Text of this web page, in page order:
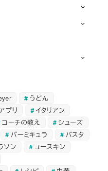
うどん
プリ
イタリアン
コーチの教え
シューズ
バーミキュラ
パスタ
ソン
ユースキン